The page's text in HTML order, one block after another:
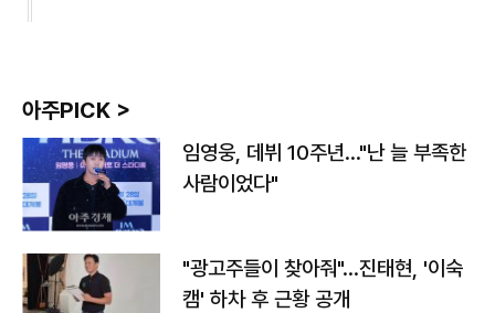
아주PICK >
임영웅, 데뷔 10주년…"난 늘 부족한
사람이었다"
"광고주들이 찾아줘"…진태현, '이숙
캠' 하차 후 근황 공개